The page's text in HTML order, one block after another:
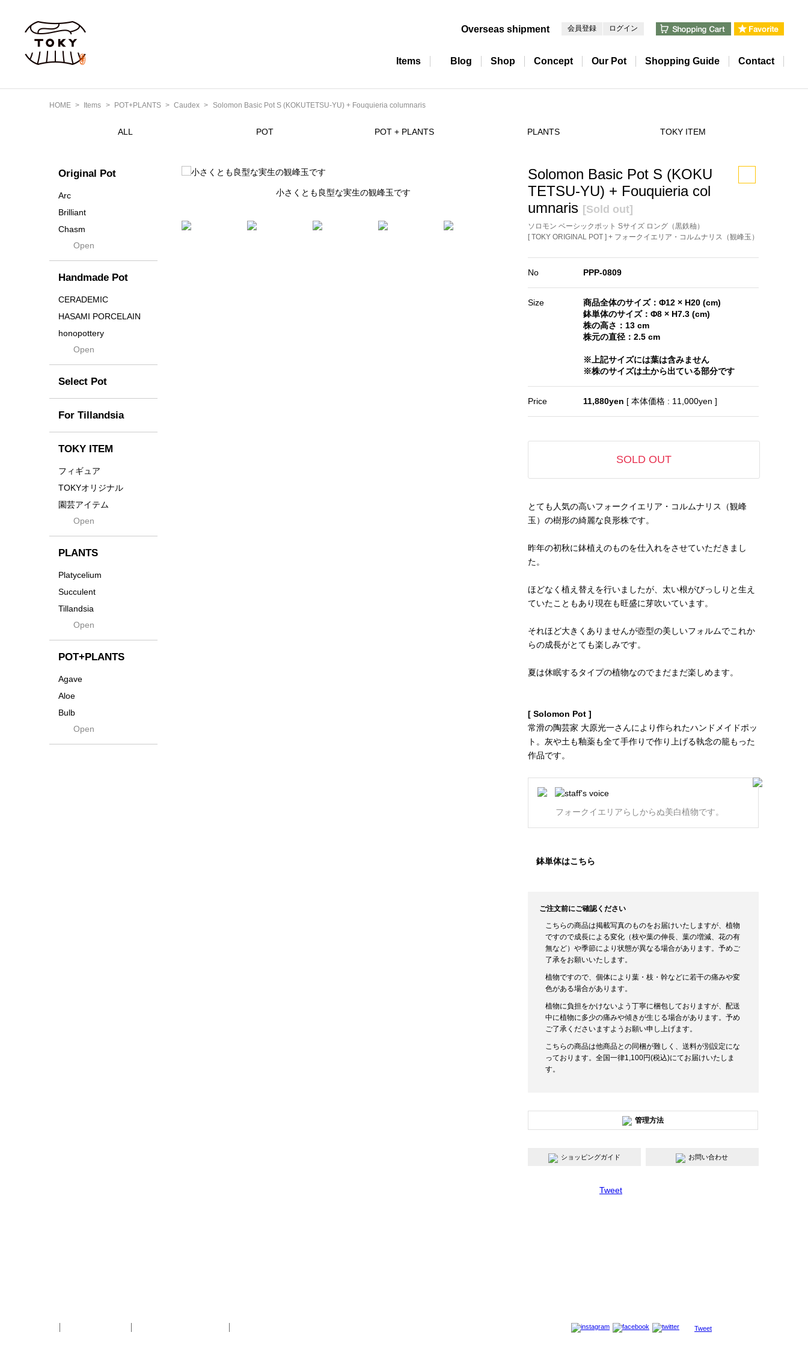
Overseas shipment 会員登録 ログイン
Items Blog Shop Concept Our Pot Shopping Guide Contact
HOME Items POT+PLANTS Caudex Solomon Basic Pot S (KOKUTETSU-YU) + Fouquieria columnaris
ALL POT POT + PLANTS PLANTS TOKY ITEM
Original Pot
Arc
Brilliant
Chasm
Contra
Cream
Crown
Distortion
Drop
DUNE
Flames
For
Former
Fused
Earth
emeth
Enhance
Grid
Innocence
Kodama
Native
Progress
Quartz
RAKU
Open
Handmade Pot
CERADEMIC
HASAMI PORCELAIN
honopottery
nocturne
tamanhayat
TETSUYA OZAWA
Scratch
Takehiro Ito
Yuya Iha
Open
Select Pot
For Tillandsia
TOKY ITEM
フィギュア
TOKYオリジナル
園芸アイテム
土・化粧石・活力剤
インテリア・デザイン雑
その他
Open
PLANTS
Platycelium
Succulent
Tillandsia
SeedsOpen
POT+PLANTS
Agave
Aloe
Bulb
Cactus
Caudex
Open
小さくとも良型な実生の観峰玉です
Solomon Basic Pot S (KOKU
TETSU-YU) + Fouquieria col
umnaris [Sold out]
ソロモン ベーシックポット Sサイズ ロング（黒鉄秞）
[ TOKY ORIGINAL POT ] + フォークイエリア・コルムナリス（観峰玉）
No PPP-0809
Size
商品全体のサイズ：Φ12 × H20 (cm)
鉢単体のサイズ：Φ8 × H7.3 (cm)
株の高さ：13 cm
株元の直径：2.5 cm
※上記サイズには葉は含みません
※株のサイズは土から出ている部分です
Price 11,880yen [ 本体価格 : 11,000yen ]
SOLD OUT
とても人気の高いフォークイエリア・コルムナリス（観峰
玉）の樹形の綺麗な良形株です。
昨年の初秋に鉢植えのものを仕入れをさせていただきまし
た。
ほどなく植え替えを行いましたが、太い根がびっしりと生え
ていたこともあり現在も旺盛に芽吹いています。
それほど大きくありませんが壺型の美しいフォルムでこれか
らの成長がとても楽しみです。
夏は休眠するタイプの植物なのでまだまだ楽しめます。
[ Solomon Pot ]
常滑の陶芸家 大原光一さんにより作られたハンドメイドポッ
ト。灰や土も釉薬も全て手作りで作り上げる執念の籠もった
作品です。
フォークイエリアらしからぬ美白植物です。
鉢単体はこちら
ご注文前にご確認ください
こちらの商品は掲載写真のものをお届けいたしますが、植物
ですので成長による変化（枝や葉の伸長、葉の増減、花の有
無など）や季節により状態が異なる場合があります。予めご
了承をお願いいたします。
植物ですので、個体により葉・枝・幹などに若干の痛みや変
色がある場合があります。
植物に負担をかけないよう丁寧に梱包しておりますが、配送
中に植物に多少の痛みや傾きが生じる場合があります。予め
ご了承くださいますようお願い申し上げます。
こちらの商品は他商品との同梱が難しく、送料が別設定にな
っております。全国一律1,100円(税込)にてお届けいたしま
す。
管理方法
ショッピングガイド お問い合わせ
Tweet
Tweet